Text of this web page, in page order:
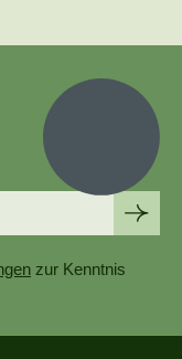
zur Kenntnis